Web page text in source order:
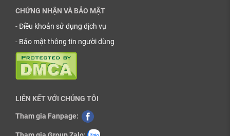
CHỨNG NHẬN VÀ BẢO MẬT
-Điều khoản sử dụng dịch vụ
- Bảo mật thông tin người dùng
LIÊN KẾT VỚI CHÚNG TÔI
Tham gia Fanpage: